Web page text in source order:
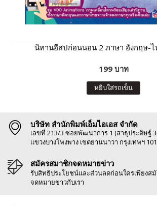
นิทานอีสปก่อนนอน 2 ภาษา อังกฤษ-ไ
199 บาท
หยิบใส่รถเข็น
บริษัท สำนักพิมพ์เอ็มไอเอส จำกัด
เลขที่ 213/3 ซอยพัฒนาการ 1 (สาธุประดิษฐ์
แขวงบางโพงพาง เขตยานนาวา กรุงเทพฯ
สมัครสมาชิกจดหมายข่าว
รับสิทธิประโยชน์และส่วนลดก่อนใครเพียงส
จดหมายข่าวกับเรา